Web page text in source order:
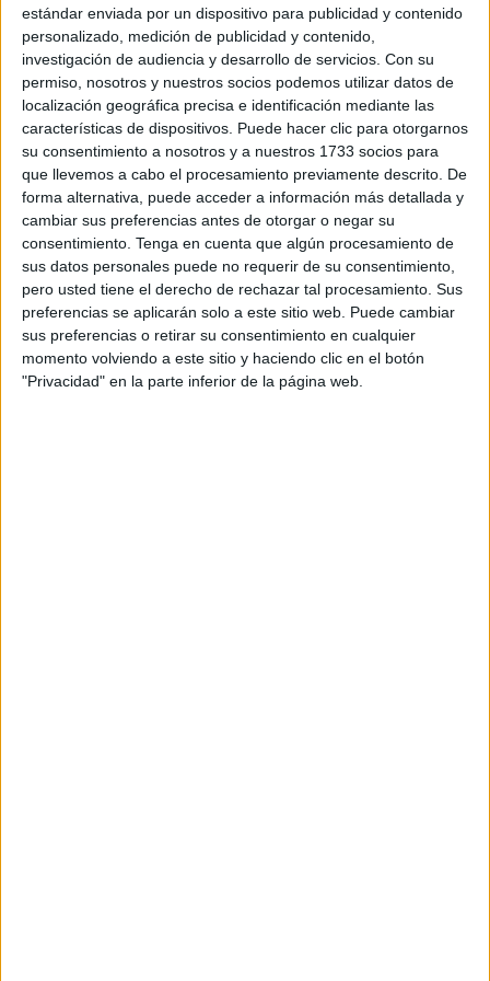
estándar enviada por un dispositivo para publicidad y contenido
personalizado, medición de publicidad y contenido,
investigación de audiencia y desarrollo de servicios. Con su
permiso, nosotros y nuestros socios podemos utilizar datos de
localización geográfica precisa e identificación mediante las
características de dispositivos. Puede hacer clic para otorgarnos
su consentimiento a nosotros y a nuestros 1733 socios para
que llevemos a cabo el procesamiento previamente descrito. De
forma alternativa, puede acceder a información más detallada y
cambiar sus preferencias antes de otorgar o negar su
consentimiento. Tenga en cuenta que algún procesamiento de
sus datos personales puede no requerir de su consentimiento,
pero usted tiene el derecho de rechazar tal procesamiento. Sus
preferencias se aplicarán solo a este sitio web. Puede cambiar
sus preferencias o retirar su consentimiento en cualquier
momento volviendo a este sitio y haciendo clic en el botón
"Privacidad" en la parte inferior de la página web.
¿Por qué necesitamos que se cumpla el acuerdo de
París?
El objetivo del acuerdo es lograr las "Cero emisiones
netas" de carbono a la atmósfera. Esto significa
encontrar un equilibrio entre lo que liberamos en la
atmósfera y lo que se absorbe naturalmente. La forma
de conseguirlo es con energías limpias y renovables.
Elacuerdo firmado en la COP21 es importante por ser
de carácter vinculante. Esto significa que los países
que lo incumplan pueden ser juzgados y sancionados, a
diferencia de lo que ocurre con otras resoluciones de
las Naciones Unidas. El acuerdo manifiesta la voluntad
de los países de alcanzar un aumento de la
temperatura máximo de 1.5°C